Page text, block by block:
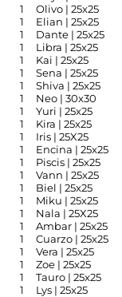
1
Olivo | 25x25
1
Elian | 25x25
1
Dante | 25x25
1
Libra | 25x25
1
Kai | 25x25
1
Sena | 25x25
1
Shiva | 25x25
1
Neo | 30x30
1
Yuri | 25x25
1
Kira | 25x25
1
Iris | 25X25
1
Encina | 25x25
1
Piscis | 25x25
1
Vann | 25x25
1
Biel | 25x25
1
Miku | 25x25
1
Nala | 25X25
1
Ambar | 25x25
1
Cuarzo | 25x25
1
Vera | 25x25
1
Zoe | 25x25
1
Tauro | 25x25
1
Lys | 25x25